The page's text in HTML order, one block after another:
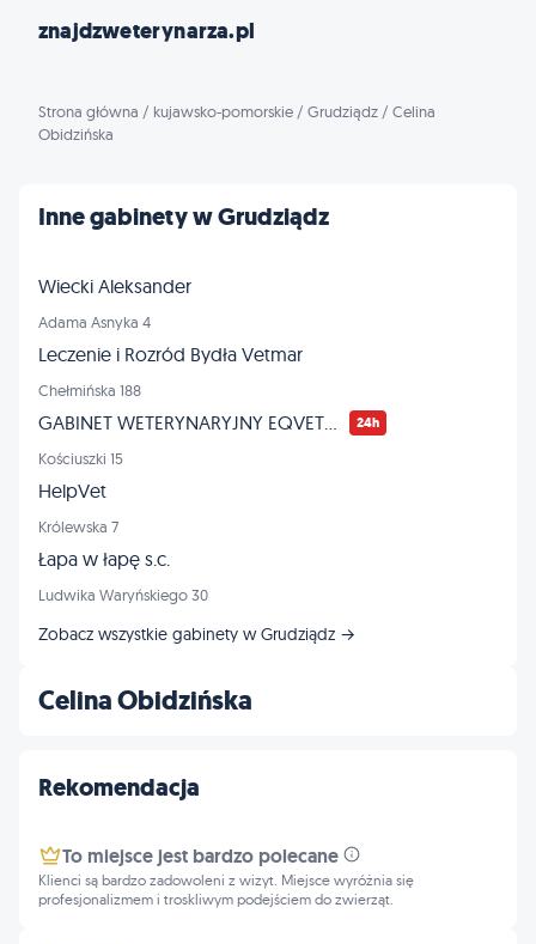
znajdzweterynarza.pl
Strona główna / kujawsko-pomorskie / Grudziądz / Celina
Obidzińska
Celina Obidzińska
Inne gabinety w Grudziądz
Wiecki Aleksander
Adama Asnyka 4
Leczenie i Rozród Bydła Vetmar
Chełmińska 188
GABINET WETERYNARYJNY EQVET - leczenie KONI 24h
Kościuszki 15
HelpVet
Królewska 7
Łapa w łapę s.c.
Ludwika Waryńskiego 30
Zobacz wszystkie gabinety w Grudziądz →
Rekomendacja
To miejsce jest bardzo polecane
Klienci są bardzo zadowoleni z wizyt. Miejsce wyróżnia się
profesjonalizmem i troskliwym podejściem do zwierząt.